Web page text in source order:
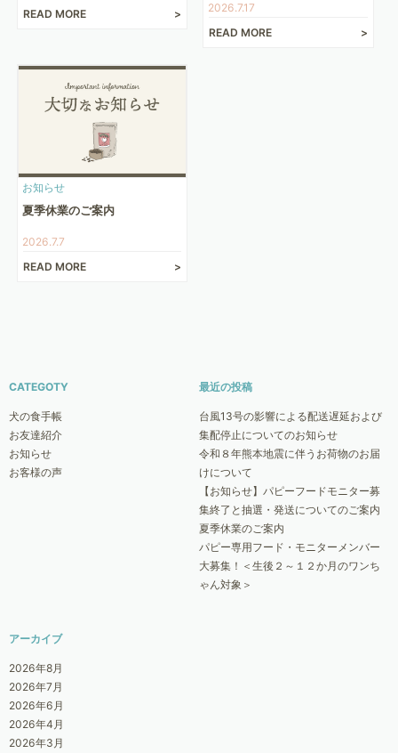
READ MORE
2026.7.17
READ MORE
お知らせ
夏季休業のご案内
2026.7.7
READ MORE
CATEGOTY
犬の食手帳
お友達紹介
お知らせ
お客様の声
最近の投稿
台風13号の影響による配送遅延および
集配停止についてのお知らせ
令和８年熊本地震に伴うお荷物のお届
けについて
【お知らせ】パピーフードモニター募
集終了と抽選・発送についてのご案内
夏季休業のご案内
パピー専用フード・モニターメンバー
大募集！＜生後２～１２か月のワンち
ゃん対象＞
アーカイブ
2026年8月
2026年7月
2026年6月
2026年4月
2026年3月